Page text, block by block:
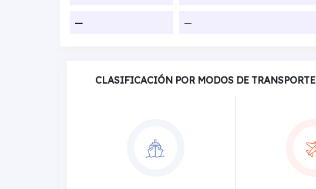
— —
CLASIFICACIÓN POR MODOS DE TRANSPORTE